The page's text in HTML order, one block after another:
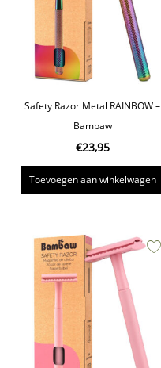
Safety Razor Metal RAINBOW –
Bambaw
€23,95
Toevoegen aan winkelwagen